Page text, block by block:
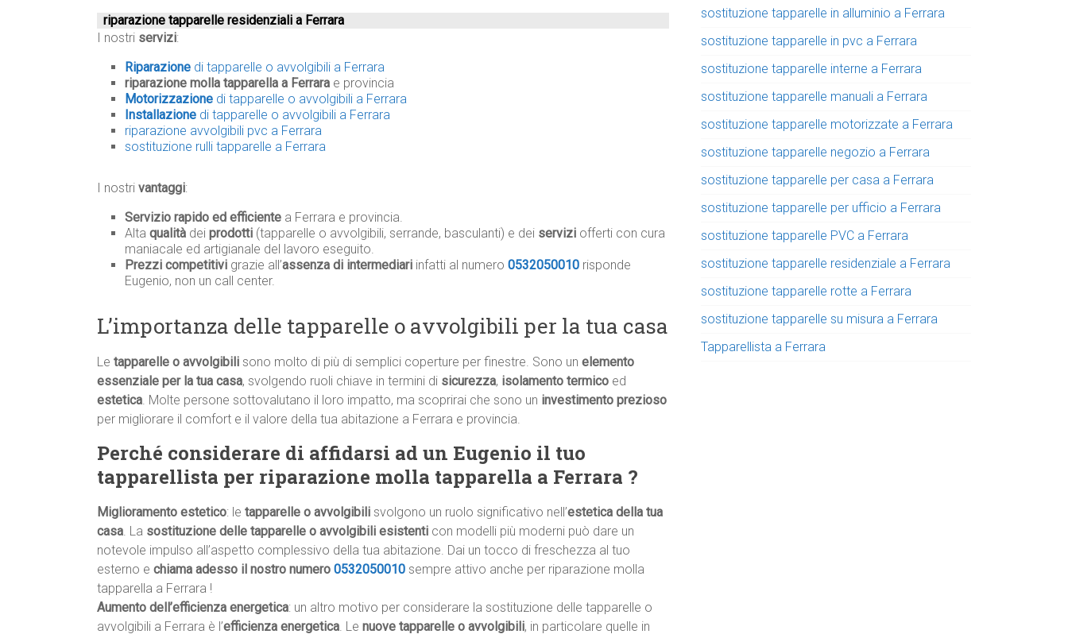
riparazione tapparelle residenziali a Ferrara
I nostri servizi:
Riparazione di tapparelle o avvolgibili a Ferrara
riparazione molla tapparella a Ferrara e provincia
Motorizzazione di tapparelle o avvolgibili a Ferrara
Installazione di tapparelle o avvolgibili a Ferrara
riparazione avvolgibili pvc a Ferrara
sostituzione rulli tapparelle a Ferrara
I nostri vantaggi:
Servizio rapido ed efficiente a Ferrara e provincia.
Alta qualità dei prodotti (tapparelle o avvolgibili, serrande, basculanti) e dei servizi offerti con cura
maniacale ed artigianale del lavoro eseguito.
Prezzi competitivi grazie all’assenza di intermediari infatti al numero 0532050010 risponde
Eugenio, non un call center.
L’importanza delle tapparelle o avvolgibili per la tua casa
Le tapparelle o avvolgibili sono molto di più di semplici coperture per finestre. Sono un elemento
essenziale per la tua casa, svolgendo ruoli chiave in termini di sicurezza, isolamento termico ed
estetica. Molte persone sottovalutano il loro impatto, ma scoprirai che sono un investimento prezioso
per migliorare il comfort e il valore della tua abitazione a Ferrara e provincia.
Perché considerare di affidarsi ad un Eugenio il tuo
tapparellista per riparazione molla tapparella a Ferrara ?
Miglioramento estetico: le tapparelle o avvolgibili svolgono un ruolo significativo nell’estetica della tua
casa. La sostituzione delle tapparelle o avvolgibili esistenti con modelli più moderni può dare un
notevole impulso all’aspetto complessivo della tua abitazione. Dai un tocco di freschezza al tuo
esterno e chiama adesso il nostro numero 0532050010 sempre attivo anche per riparazione molla
tapparella a Ferrara !
Aumento dell’efficienza energetica: un altro motivo per considerare la sostituzione delle tapparelle o
avvolgibili a Ferrara è l’efficienza energetica. Le nuove tapparelle o avvolgibili, in particolare quelle in
sostituzione tapparelle in alluminio a Ferrara
sostituzione tapparelle in pvc a Ferrara
sostituzione tapparelle interne a Ferrara
sostituzione tapparelle manuali a Ferrara
sostituzione tapparelle motorizzate a Ferrara
sostituzione tapparelle negozio a Ferrara
sostituzione tapparelle per casa a Ferrara
sostituzione tapparelle per ufficio a Ferrara
sostituzione tapparelle PVC a Ferrara
sostituzione tapparelle residenziale a Ferrara
sostituzione tapparelle rotte a Ferrara
sostituzione tapparelle su misura a Ferrara
Tapparellista a Ferrara